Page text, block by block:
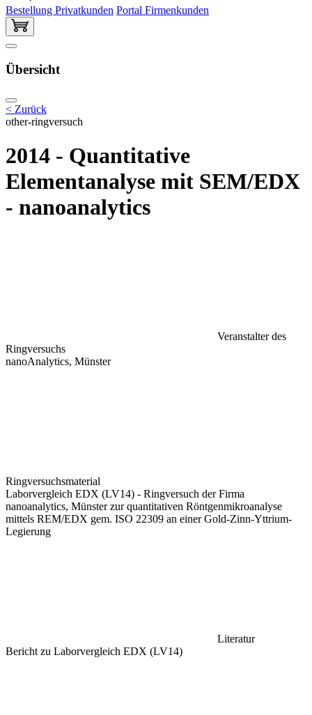
Bestellung Privatkunden Portal Firmenkunden
Übersicht
< Zurück
other-ringversuch
2014 - Quantitative
Elementanalyse mit SEM/EDX
- nanoanalytics
Veranstalter des
Ringversuchs
nanoAnalytics, Münster
Ringversuchsmaterial
Laborvergleich EDX (LV14) - Ringversuch der Firma
nanoanalytics, Münster zur quantitativen Röntgenmikroanalyse
mittels REM/EDX gem. ISO 22309 an einer Gold-Zinn-Yttrium-
Legierung
Literatur
Bericht zu Laborvergleich EDX (LV14)